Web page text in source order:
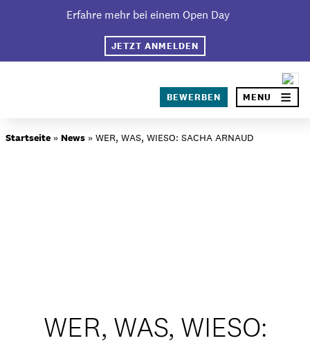
Erfahre mehr bei einem Open Day
JETZT ANMELDEN
BEWERBEN MENU
Studentenleben
Startseite » News » WER, WAS, WIESO: SACHA ARNAUD
WER, WAS, WIESO: